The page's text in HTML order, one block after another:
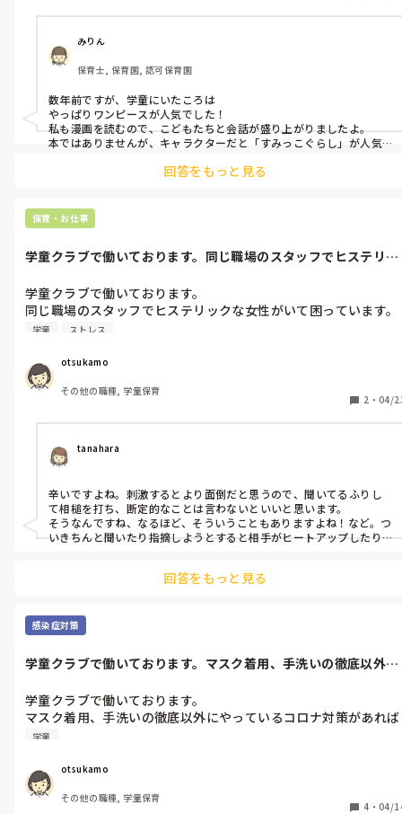
みりん
保育士, 保育園, 認可保育園
数年前ですが、学童にいたころは
やっぱりワンピースが人気でした！
私も漫画を読むので、こどもたちと会話が盛り上がりましたよ。
本ではありませんが、キャラクターだと「すみっこぐらし」が人気
本だと、定番ですが「かいけつゾロリ」などよく図書館から借りて、
回答をもっと見る
保育・お仕事
学童クラブで働いております。同じ職場のスタッフでヒステリッ
学童クラブで働いております。
同じ職場のスタッフでヒステリックな女性がいて困っています。
上手いかわし方などが有れば教えて下さい。
学童 ストレス
otsukamo
その他の職種, 学童保育
2 ・ 04/
tanahara
辛いですよね。刺激するとより面倒だと思うので、聞いてるふりし
て相槌を打ち、断定的なことは言わないといいと思います。
そうなんですね、なるほど、そういうこともありますよね！など。つ
いきちんと聞いたり指摘しようとすると相手がヒートアップしたり
回答をもっと見る
感染症対策
学童クラブで働いております。マスク着用、手洗いの徹底以外に
学童クラブで働いております。
マスク着用、手洗いの徹底以外にやっているコロナ対策があれば
教えて下さい！
学童
otsukamo
その他の職種, 学童保育
4 ・ 04/